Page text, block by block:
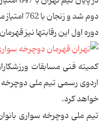
دوم شد و
دوره اول این رقابتها نیز
کمیته فنی مسابقات
اردوی رسمی تیم ملی
خواهد کرد.
تیم ملی دوچرخه سواری